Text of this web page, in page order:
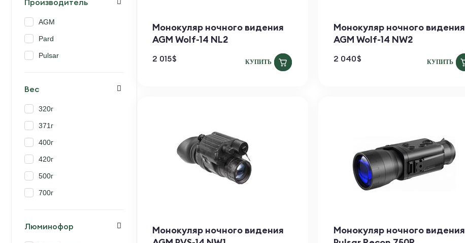
Монокуляр ночного видения
AGM Wolf-14 NL2
2 015$ КУПИТЬ
Монокуляр ночного видения
AGM Wolf-14 NW2
2 040$ КУПИТЬ
Монокуляр ночного видения
Монокуляр ночного видения
Производитель
AGM
Pard
Pulsar
Вес
320г
371г
400г
420г
500г
700г
Люминофор